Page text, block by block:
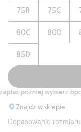
75B 75C
80C 80D
85D
później wybierz opcję
Znajdź w sklepie
Dopasowanie rozmiaru